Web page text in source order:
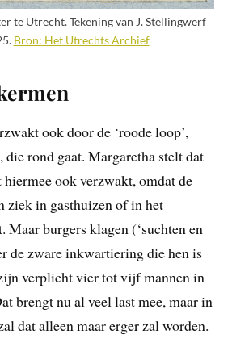
te Utrecht. Tekening van J. Stellingwerf
Bron: Het Utrechts Archief
ook door de ‘roode loop’,
die rond gaat. Margaretha stelt dat
ook verzwakt, omdat de
ziek in gasthuizen of in het
Maar burgers klagen (‘suchten en
de zware inkwartiering die hen is
verplicht vier tot vijf mannen in
brengt nu al veel last mee, maar in
dat alleen maar erger zal worden.